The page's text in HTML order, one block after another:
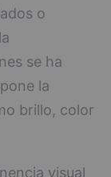
o
se ha
la
brillo, color
visual